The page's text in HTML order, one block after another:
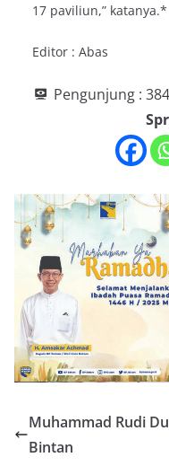
17 paviliun,” katanya.*
Editor : Abas
Pengunjung : 384
Muhammad Rudi
Bintan